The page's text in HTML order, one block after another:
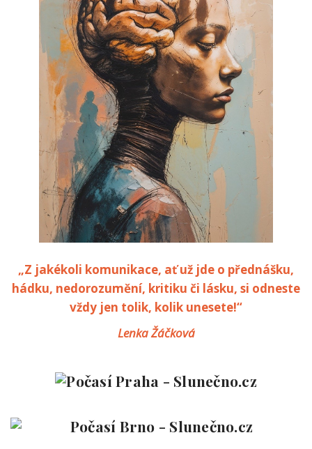
„Z jakékoli komunikace, ať už jde o přednášku,
hádku, nedorozumění, kritiku či lásku, si odneste
vždy jen tolik, kolik unesete!“
Lenka Žáčková